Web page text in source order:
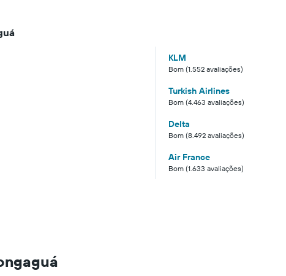
KLM
Bom (1.552 avaliações)
Turkish Airlines
Bom (4.463 avaliações)
Delta
Bom (8.492 avaliações)
Air France
Bom (1.633 avaliações)